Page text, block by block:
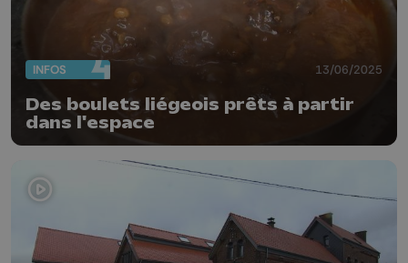
INFOS 13/06/2025
Des boulets liégeois prêts à partir
dans l'espace